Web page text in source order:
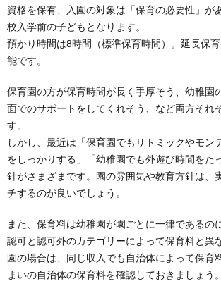
資格を保有、入園の対象は「保育の必要性」が
校入学前の子どもとなります。
預かり時間は8時間（標準保育時間）。延長保
能です。
保育園の方が保育時間が長く手厚そう、幼稚園
面でのサポートをしてくれそう、など両方それ
す。
しかし、最近は「保育園でもリトミックやモン
をしっかりする」「幼稚園でも外遊び時間をた
針がさまざまです。園の雰囲気や教育方針は、
チするのが良いでしょう。
また、保育料は幼稚園が園ごとに一律であるの
認可と認可外のカテゴリーによって保育料と異
園の場合は、同じ収入でも自治体によって保育
まいの自治体の保育料を確認しておきましょう。